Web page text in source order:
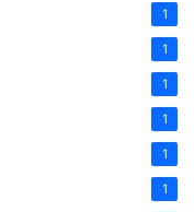
1
1
1
1
1
1